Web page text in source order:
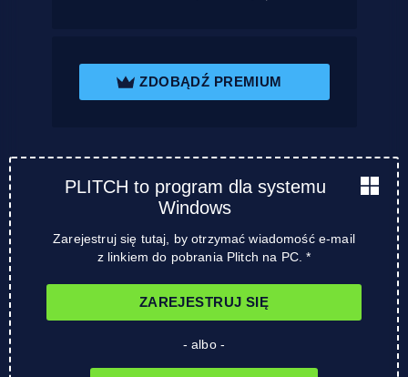
ZDOBĄDŹ PREMIUM
PLITCH to program dla systemu
Windows
Zarejestruj się tutaj, by otrzymać wiadomość e-mail
z linkiem do pobrania Plitch na PC. *
ZAREJESTRUJ SIĘ
- albo -